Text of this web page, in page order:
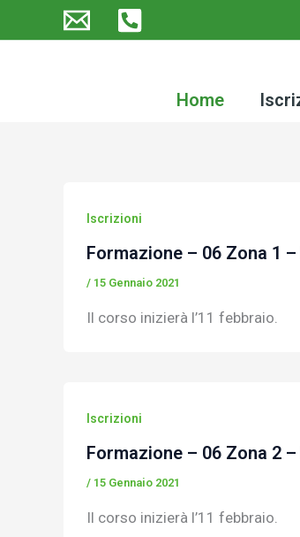
al
Home
Iscrizioni
Formazione – 06 Zona 1
/ 15 Gennaio 2021
Il corso inizierà l’11 febbraio.
Iscrizioni
Formazione – 06 Zona 2
/ 15 Gennaio 2021
Il corso inizierà l’11 febbraio.